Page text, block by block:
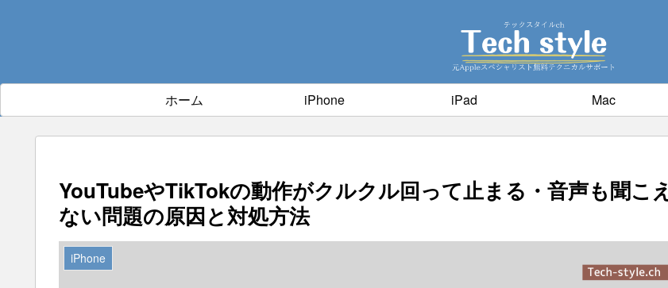
ホーム iPhone iPad Mac
YouTubeやTikTokの動作がクルクル回って止まる・音声も聞こえ
ない問題の原因と対処方法
iPhone